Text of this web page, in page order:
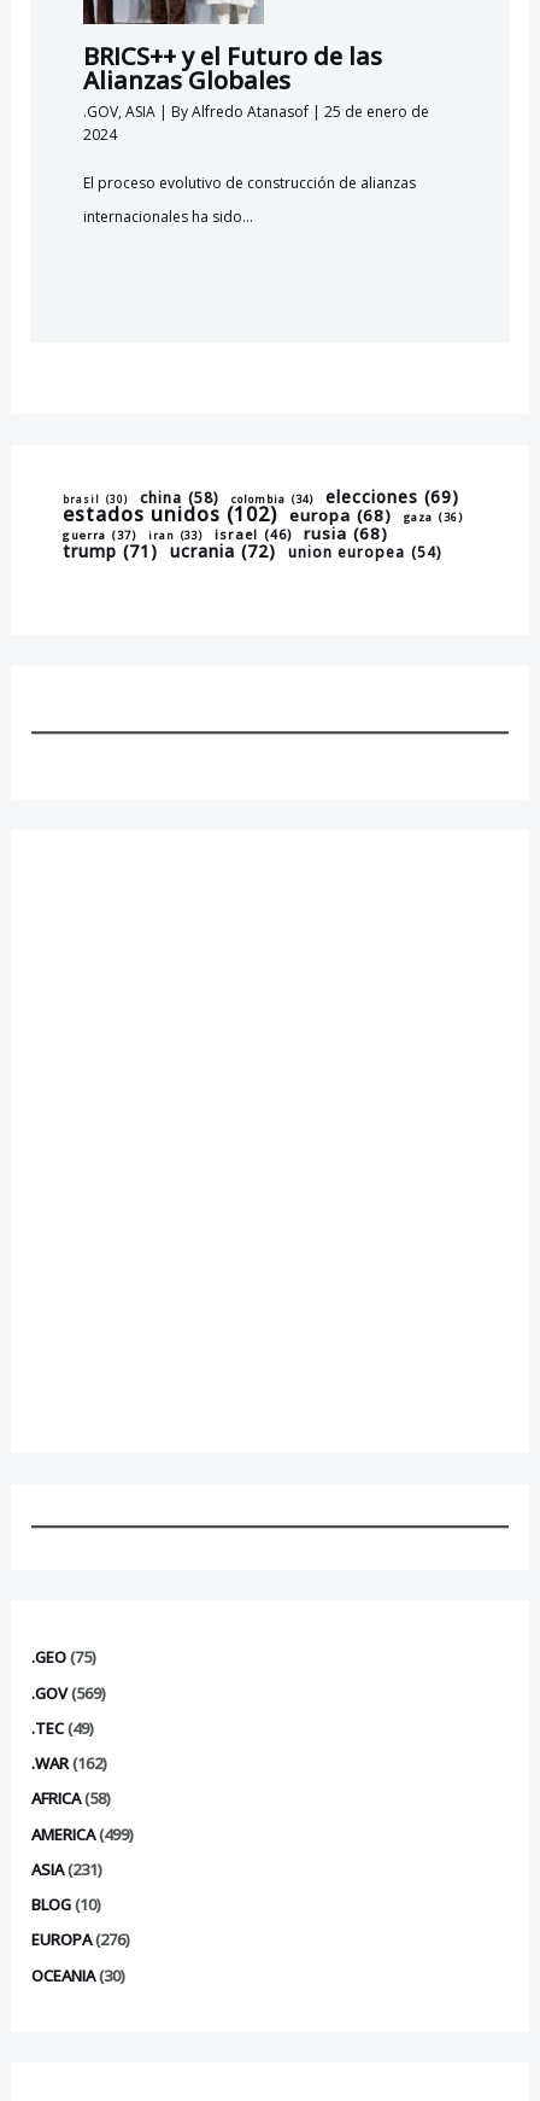
brasil (30) china (58) colombia (34) elecciones (69)
estados unidos (102) europa (68) gaza (36)
guerra (37) iran (33) israel (46) rusia (68)
trump (71) ucrania (72) union europea (54)
.GEO(75)
.GOV(569)
.TEC(49)
.WAR(162)
AFRICA(58)
AMERICA(499)
ASIA(231)
BLOG(10)
EUROPA(276)
OCEANIA(30)
BRICS++ y el Futuro de las
Alianzas Globales
.GOV,ASIA| ByAlfredo Atanasof | 25 de enero de
2024
El proceso evolutivo de construcción de alianzas
internacionales ha sido…